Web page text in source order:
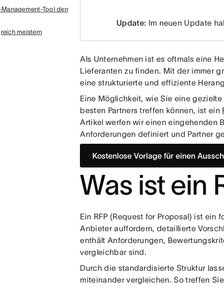
Tool den
meistern
Update: Im neuen Update
Als Unternehmen ist es oftmals eine
Lieferanten zu finden. Mit der immer
eine strukturierte und effiziente
Eine Möglichkeit, wie Sie eine
besten Partners treffen können, ist ein
Artikel werfen wir einen eingehenden
Anforderungen definiert und Partner
Kostenlose Vorlage für einen
Was ist ein
Ein RFP (Request for Proposal) ist ein
Anbieter auffordern, detaillierte
enthält Anforderungen,
vergleichbar sind.
Durch die standardisierte Struktur
miteinander vergleichen. So treffen